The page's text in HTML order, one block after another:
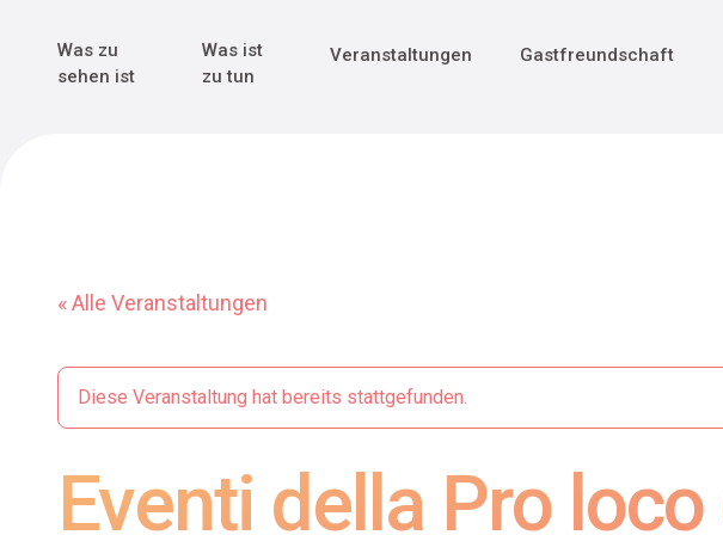
Main Navigation
Was zu
sehen ist
Was ist
zu tun
Veranstaltungen Gastfreundschaft
« Alle Veranstaltungen
Diese Veranstaltung hat bereits stattgefunden.
Eventi della Pro